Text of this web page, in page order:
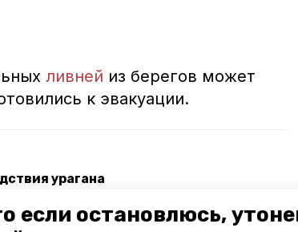
если остановлюсь,
ливней из берегов может
к эвакуации.
урагана
Кавминводах